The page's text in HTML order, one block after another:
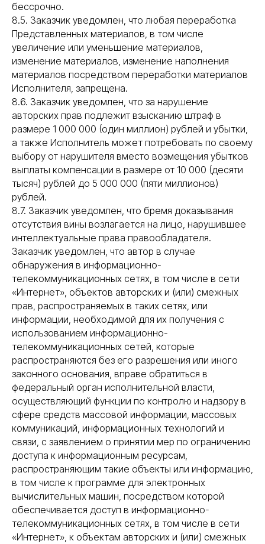
бессрочно.
8.5. Заказчик уведомлен, что любая переработка
Представленных материалов, в том числе
увеличение или уменьшение материалов,
изменение материалов, изменение наполнения
материалов посредством переработки материалов
Исполнителя, запрещена.
8.6. Заказчик уведомлен, что за нарушение
авторских прав подлежит взысканию штраф в
размере 1 000 000 (один миллион) рублей и убытки,
а также Исполнитель может потребовать по своему
выбору от нарушителя вместо возмещения убытков
выплаты компенсации в размере от 10 000 (десяти
тысяч) рублей до 5 000 000 (пяти миллионов)
рублей.
8.7. Заказчик уведомлен, что бремя доказывания
отсутствия вины возлагается на лицо, нарушившее
интеллектуальные права правообладателя.
Заказчик уведомлен, что автор в случае
обнаружения в информационно-
телекоммуникационных сетях, в том числе в сети
«Интернет», объектов авторских и (или) смежных
прав, распространяемых в таких сетях, или
информации, необходимой для их получения с
использованием информационно-
телекоммуникационных сетей, которые
распространяются без его разрешения или иного
законного основания, вправе обратиться в
федеральный орган исполнительной власти,
осуществляющий функции по контролю и надзору в
сфере средств массовой информации, массовых
коммуникаций, информационных технологий и
связи, с заявлением о принятии мер по ограничению
доступа к информационным ресурсам,
распространяющим такие объекты или информацию,
в том числе к программе для электронных
вычислительных машин, посредством которой
обеспечивается доступ в информационно-
телекоммуникационных сетях, в том числе в сети
«Интернет», к объектам авторских и (или) смежных